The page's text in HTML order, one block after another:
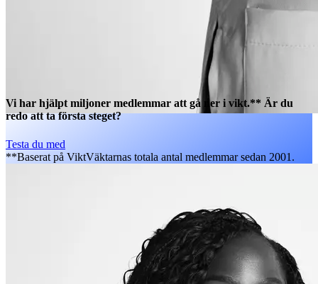
Vi har hjälpt miljoner medlemmar att gå ner i vikt.** Är du
redo att ta första steget?
Testa du med
**Baserat på ViktVäktarnas totala antal medlemmar sedan 2001.